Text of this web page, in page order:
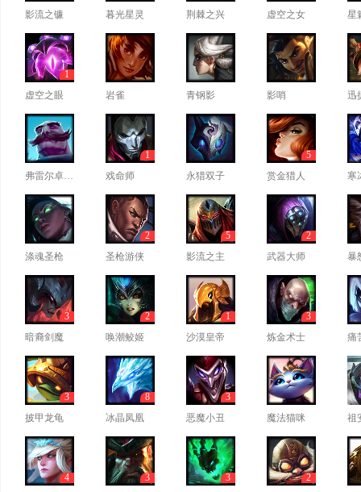
影流之镰 暮光星灵 荆棘之兴
虚空之女
星
虚空之眼
1
岩雀
青钢影 影哨 迅
弗雷尔卓德之心 戏命师
1
永猎双子
赏金猎人
5
寒
涤魂圣枪 圣枪游侠
2
影流之主
5
武器大师
2
暴
暗裔剑魔
3
唤潮鲛姬
2
沙漠皇帝
1
炼金术士
3
痛
披甲龙龟
3
冰晶凤凰
8
恶魔小丑
3
魔法猫咪
祖
4
3
3
2